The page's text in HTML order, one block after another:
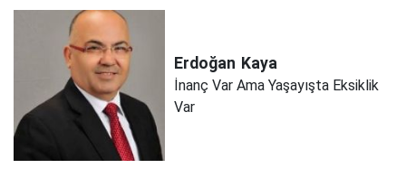
Erdoğan Kaya
İnanç Var Ama Yaşayışta Eksiklik
Var